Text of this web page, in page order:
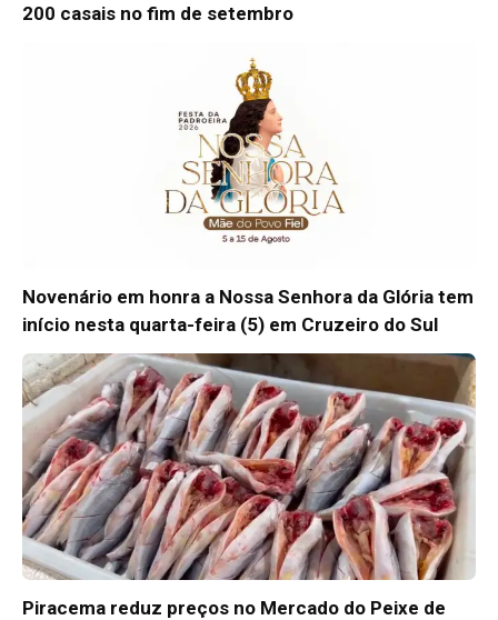
200 casais no fim de setembro
Novenário em honra a Nossa Senhora da Glória tem
início nesta quarta-feira (5) em Cruzeiro do Sul
Piracema reduz preços no Mercado do Peixe de